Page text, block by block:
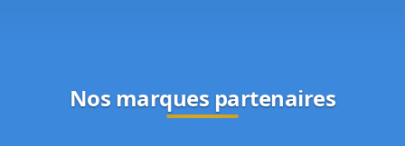
Nos marques partenaires